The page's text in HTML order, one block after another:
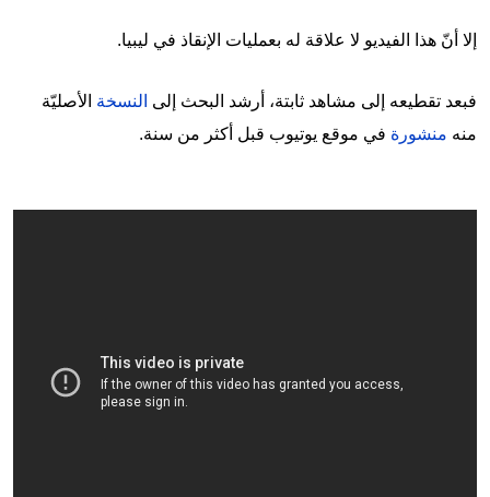
إلا أنّ هذا الفيديو لا علاقة له بعمليات الإنقاذ في ليبيا.
فبعد تقطيعه إلى مشاهد ثابتة، أرشد البحث إلى النسخة الأصليّة
منه منشورة في موقع يوتيوب قبل أكثر من سنة.